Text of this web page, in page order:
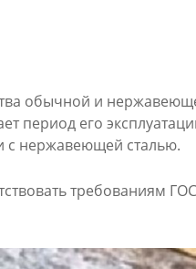
обычной и
период его
с нержавеющей сталью.
требованиям